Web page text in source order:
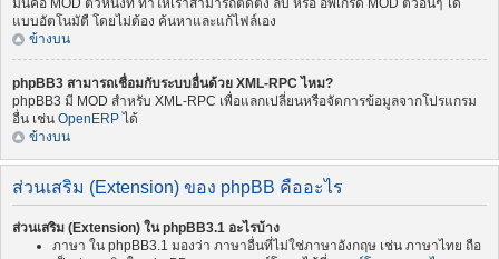
มันคือ MOD ตัวหนึ่งที่ ทำให้เราสามารถติดตั้ง ลบ หรือ อัพเกรด MOD ตัวอื่นๆ ได้
แบบอัตโนมัตื โดยไม่ต้อง ค้นหาและแก้ไฟล์เอง
ข้างบน
phpBB3 สามารถเชื่อมกับระบบอื่นด้วย XML-RPC ไหม?
phpBB3 มี MOD สำหรับ XML-RPC เพื่อแลกเปลี่ยนหรือจัดการข้อมูลจากโปรแกรม
อื่น เช่น OpenERP ได้
ข้างบน
ส่วนเสริม (Extension) ของ phpBB คืออะไร
ส่วนเสริม (Extension) ใน phpBB3.1 อะไรบ้าง
ภาษา ใน phpBB3.1 มองว่า ภาษาอื่นที่ไม่ใช่ภาษาอังกฤษ เช่น ภาษาไทย ถือ